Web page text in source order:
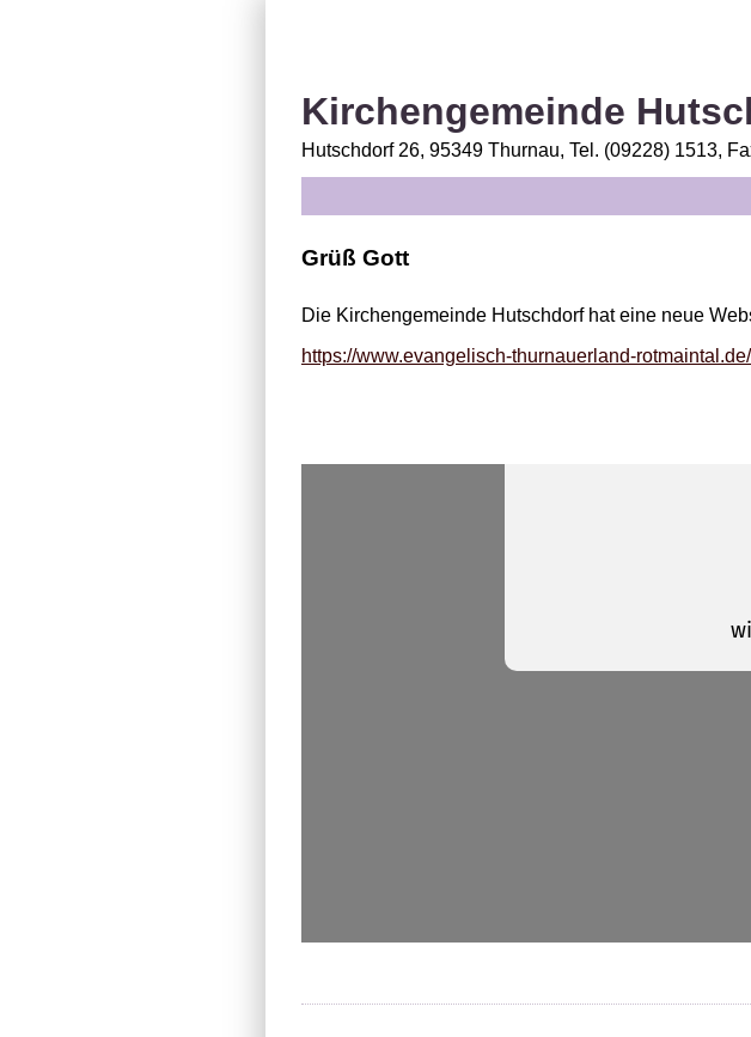
Kirchengemeinde
Hutschdorf 26, 95349 Thurnau, Tel. (09228) 1513,
Grüß Gott
Die Kirchengemeinde Hutschdorf hat eine neue
https://www.evangelisch-thurnauerland-